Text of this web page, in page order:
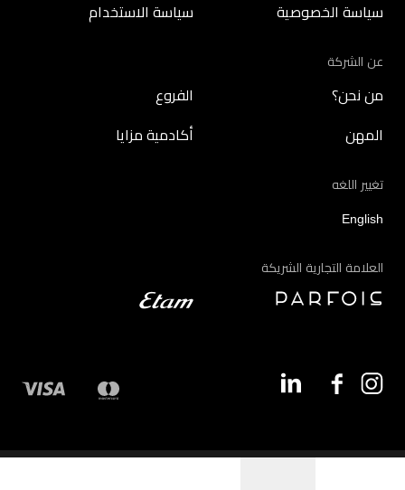
سياسة الخصوصية سياسة الاستخدام
عن الشركة
من نحن؟ الفروع
المهن أكادمية مزايا
تغيير اللغه
English
العلامة التجارية الشريكة